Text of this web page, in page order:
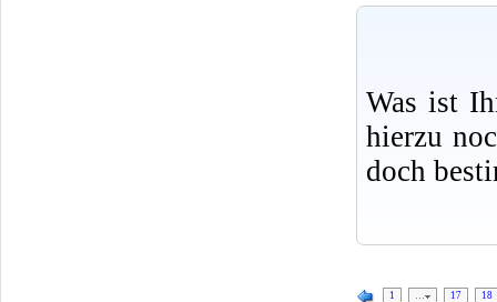
Was ist
hierzu
doch
1 17 18